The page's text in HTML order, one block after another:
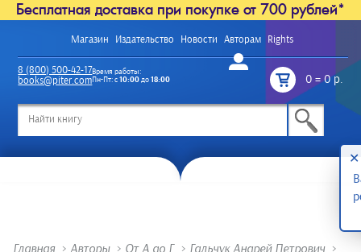
Бесплатная доставка при покупке от 700 рублей*
Магазин Издательство Новости Авторам Rights
Войти
0=0 р.
8 (800) 500-42-17
books@piter.com
Время работы:
Пн-Пт: с10:00до18:00
Главная > Авторы > От А до Г > Гальчук Андрей Петрович >
✕